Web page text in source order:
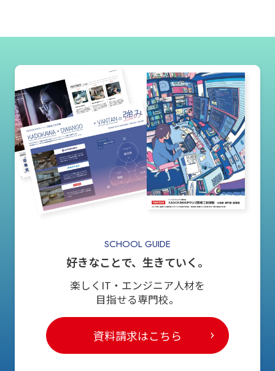
SCHOOL GUIDE
好きなことで、生きていく。
楽しくIT・エンジニア人材を
目指せる専門校。
資料請求はこちら